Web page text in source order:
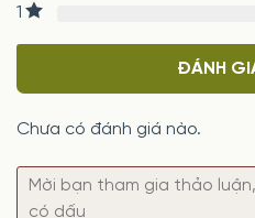
1
ĐÁNH
Chưa có đánh giá nào.